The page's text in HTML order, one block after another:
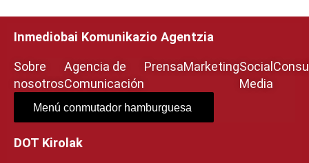
Inmediobai Komunikazio Agentzia
Sobre
nosotros
Agencia de
Comunicación
PrensaMarketingSocial
Media
Menú conmutador hamburguesa
DOT Kirolak